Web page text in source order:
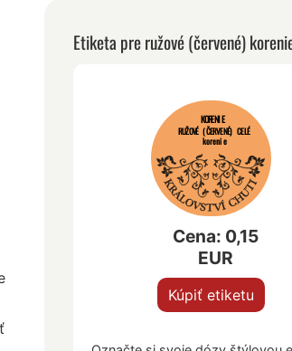
Etiketa pre ružové (červené)
KORENIE
RUŽOVÉ (ČERVENÉ) CELÉ
korenie
Cena: 0,15
EUR
Kúpiť etiketu